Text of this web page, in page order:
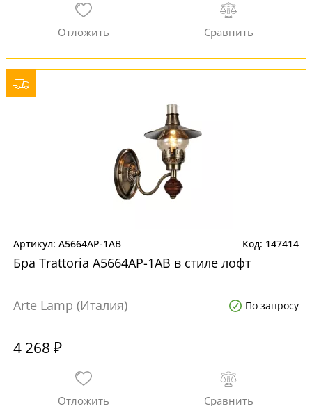
A5664AP-1AB 147414
Бра Trattoria A5664AP-1AB в стиле лофт
Arte Lamp (Италия) По запросу
4 268 ₽